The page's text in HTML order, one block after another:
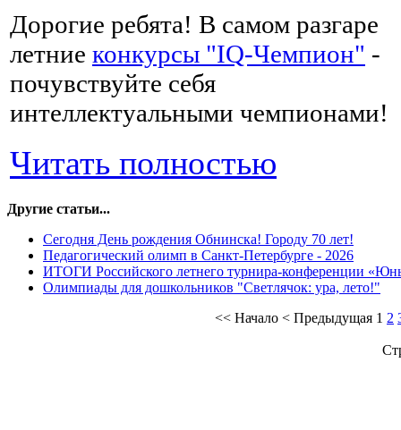
Дорогие ребята! В самом разгаре
летние конкурсы "IQ-Чемпион" -
почувствуйте себя
интеллектуальными чемпионами!
Читать полностью
Другие статьи...
Сегодня День рождения Обнинска! Городу 70 лет!
Педагогический олимп в Санкт-Петербурге - 2026
ИТОГИ Российского летнего турнира-конференции
Олимпиады для дошкольников "Светлячок: ура, лето!"
<< Начало < Предыдущая 1 2